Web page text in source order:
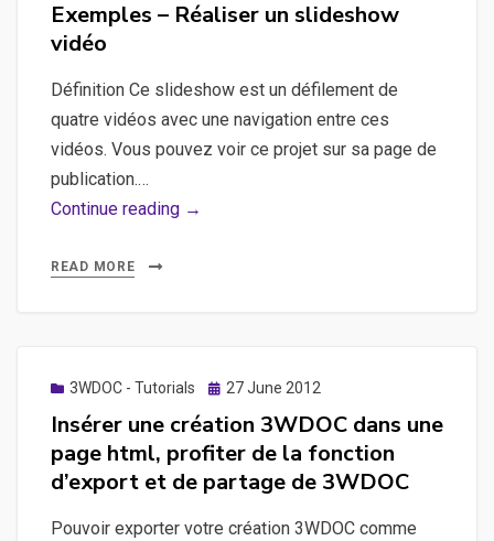
Exemples – Réaliser un slideshow
vidéo
Définition Ce slideshow est un défilement de
quatre vidéos avec une navigation entre ces
vidéos. Vous pouvez voir ce projet sur sa page de
publication.…
Continue reading →
READ MORE
3WDOC - Tutorials
Posted
27 June 2012
Insérer une création 3WDOC dans une
page html, profiter de la fonction
d’export et de partage de 3WDOC
Pouvoir exporter votre création 3WDOC comme